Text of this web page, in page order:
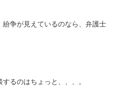
争が見えているのなら、弁護士
るのはちょっと、、、。